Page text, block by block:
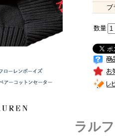
ブ
数量
ラル